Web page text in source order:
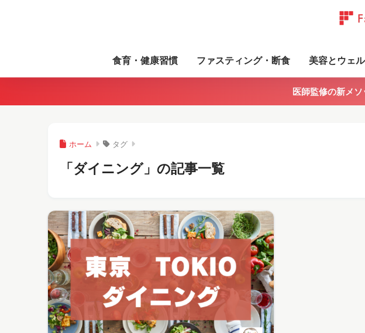
食育・健康習慣 ファスティング・断食 美容とウェ
医師監修の新メソ
ホーム タグ
「ダイニング」の記事一覧